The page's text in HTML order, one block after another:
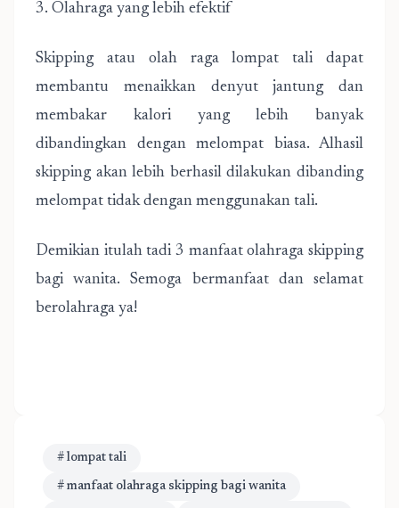
3. Olahraga yang lebih efektif
Skipping atau olah raga lompat tali dapat
membantu menaikkan denyut jantung dan
membakar kalori yang lebih banyak
dibandingkan dengan melompat biasa. Alhasil
skipping akan lebih berhasil dilakukan dibanding
melompat tidak dengan menggunakan tali.
Demikian itulah tadi 3 manfaat olahraga skipping
bagi wanita. Semoga bermanfaat dan selamat
berolahraga ya!
# lompat tali
# manfaat olahraga skipping bagi wanita